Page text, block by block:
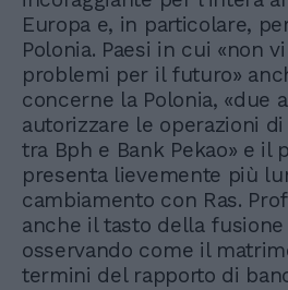
Europa e, in particolare,
Polonia. Paesi in cui «non
problemi per il futuro»
concerne la Polonia, «due
autorizzare le operazioni
tra Bph e Bank Pekao» e il
presenta lievemente più
cambiamento con Ras.
anche il tasto della
osservando come il
termini del rapporto di